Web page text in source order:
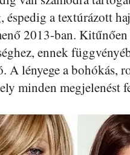
éspedig a textúrázott
2013-ban.
ennek
A lényege a bohókás,
minden megjelenést